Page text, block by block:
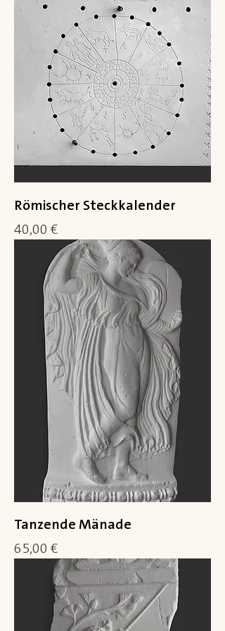
Römischer Steckkalender
Preis
40,00 €
Tanzende Mänade
Preis
65,00 €